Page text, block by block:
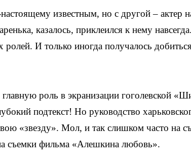
известным, но с другой – актер
казалось, приклеился к нему
ролей. И только иногда получалось
роль в экранизации гоголевской
подтекст! Но руководство
«звезду». Мол, и так слишком часто на
съемки фильма «Алешкина любовь».